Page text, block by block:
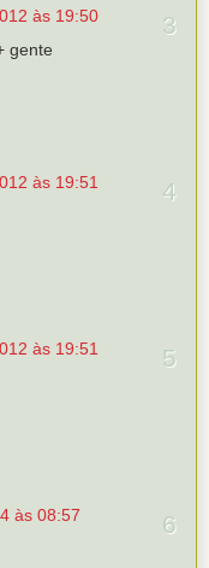
às 19:50
gente
às 19:51
às 19:51
às 08:57